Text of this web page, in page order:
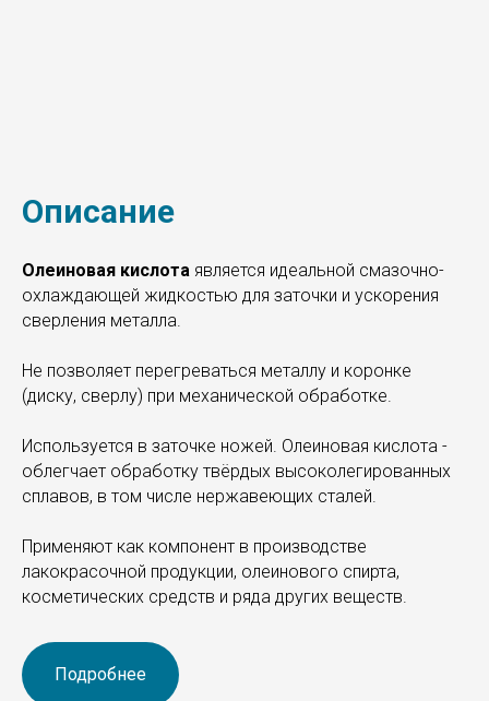
Описание
Олеиновая кислота является идеальной смазочно-
охлаждающей жидкостью для заточки и ускорения
сверления металла.
Не позволяет перегреваться металлу и коронке
(диску, сверлу) при механической обработке.
Используется в заточке ножей. Олеиновая кислота -
облегчает обработку твёрдых высоколегированных
сплавов, в том числе нержавеющих сталей.
Применяют как компонент в производстве
лакокрасочной продукции, олеинового спирта,
косметических средств и ряда других веществ.
Подробнее